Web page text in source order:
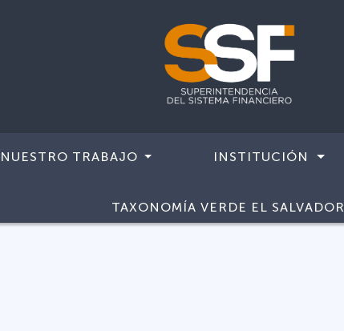
NUESTRO TRABAJO INSTITUCIÓN
TAXONOMÍA VERDE EL SALVADOR